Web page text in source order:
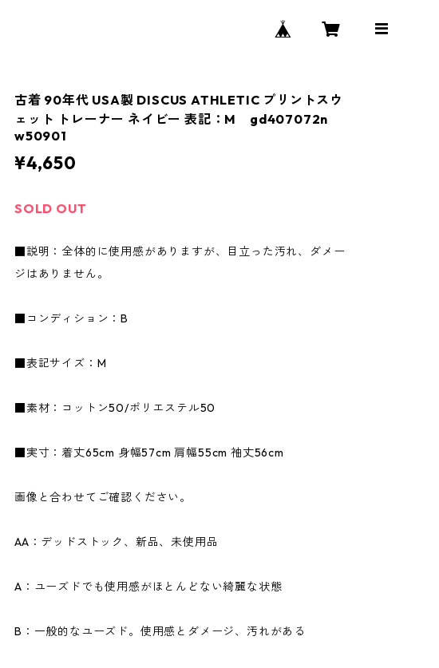
古着 90年代 USA製 DISCUS ATHLETIC プリントスウ
ェット トレーナー ネイビー 表記：M gd407072n
w50901
¥4,650
SOLD OUT
■説明：全体的に使用感がありますが、目立った汚れ、ダメー
ジはありません。
■コンディション：B
■表記サイズ：M
■素材：コットン50/ポリエステル50
■実寸：着丈65cm 身幅57cm 肩幅55cm 袖丈56cm
画像と合わせてご確認ください。
AA：デッドストック、新品、未使用品
A：ユーズドでも使用感がほとんどない綺麗な状態
B：一般的なユーズド。使用感とダメージ、汚れがある